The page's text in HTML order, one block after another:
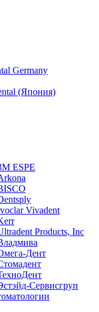
Germany
(Япония)
ESPE
Vivadent
Products, Inc
Дент
Сервисгруп